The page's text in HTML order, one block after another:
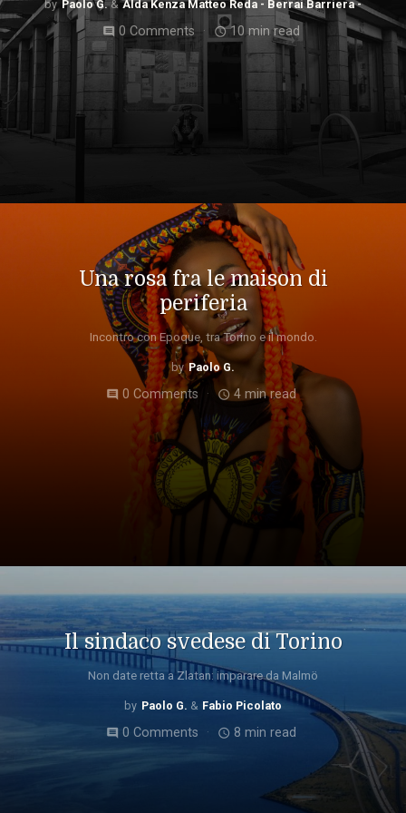
Paolo G. Alda Kenza Matteo Reda - Berrai Barriera -
comment 0 Comments access_time10 min read
Una rosa fra le maison di
periferia
Incontro con Epoque, tra Torino e il mondo.
Paolo G.
comment 0 Comments access_time 4 min read
Il sindaco svedese di Torino
Non date retta a Zlatan: imparare da Malmö
Paolo G. Fabio Picolato
comment0 Comments access_time 8 min read